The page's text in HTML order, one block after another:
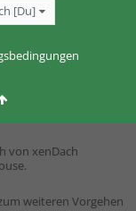
[Du]
von xenDach
.
weiteren Vorgehen